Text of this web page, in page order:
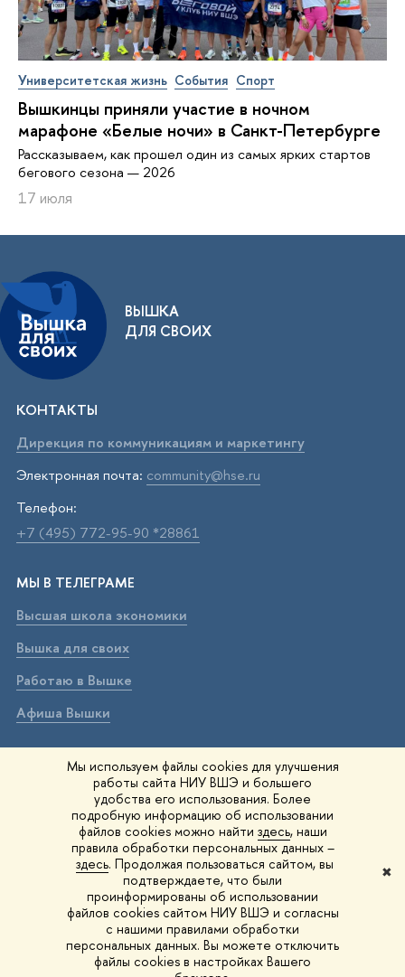
Мы используем файлы cookies для улучшения
работы сайта НИУ ВШЭ и большего
удобства его использования. Более
подробную информацию об использовании
файлов cookies можно найти здесь, наши
правила обработки персональных данных –
здесь. Продолжая пользоваться сайтом, вы
подтверждаете, что были
проинформированы об использовании
файлов cookies сайтом НИУ ВШЭ и согласны
с нашими правилами обработки
персональных данных. Вы можете отключить
файлы cookies в настройках Вашего
✖
Университетская жизнь События Спорт
Вышкинцы приняли участие в ночном
марафоне «Белые ночи» в Санкт-Петербурге
Рассказываем, как прошел один из самых ярких стартов
бегового сезона — 2026
17 июля
ВЫШКА
ДЛЯ СВОИХ
КОНТАКТЫ
Дирекция по коммуникациям и маркетингу
Электронная почта: community@hse.ru
Телефон:
+7 (495) 772-95-90 *28861
МЫ В ТЕЛЕГРАМЕ
Высшая школа экономики
Вышка для своих
Работаю в Вышке
Афиша Вышки
ВЫШКА В МАХ
Высшая школа экономики
Вышка для своих
Работаю в Вышке
Афиша Вышки
Вышка IQ
© 1993–2026 НИУ ВШЭ